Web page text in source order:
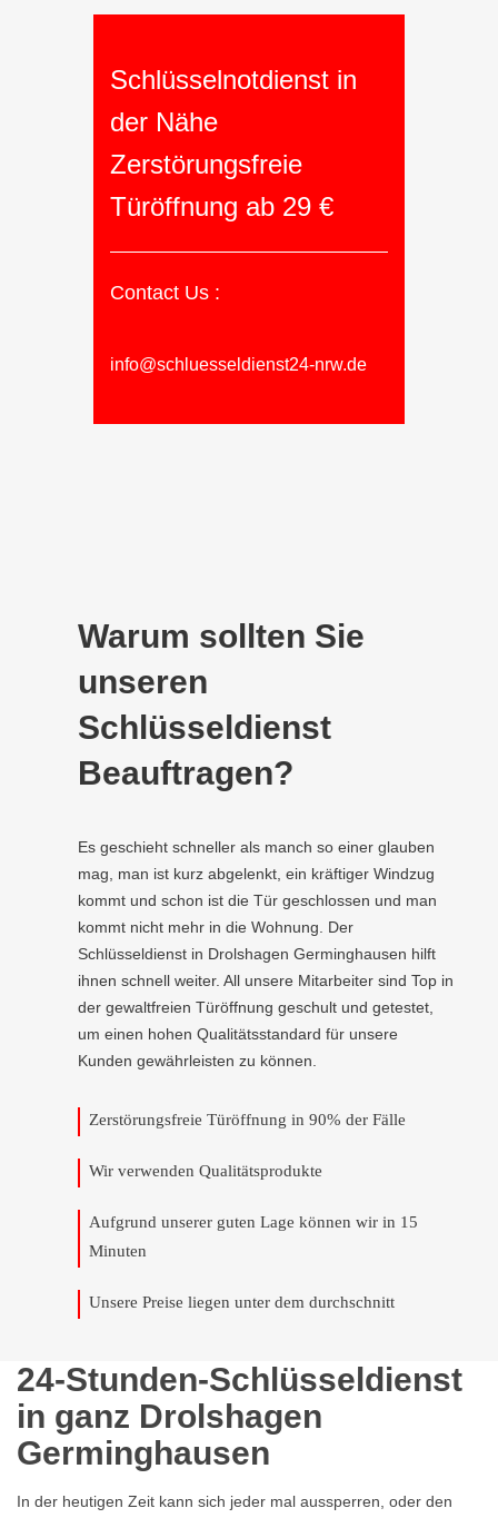
Schlüsselnotdienst in
der Nähe
Zerstörungsfreie
Türöffnung ab 29 €
Contact Us :
info@schluesseldienst24-nrw.de
Warum sollten Sie
unseren
Schlüsseldienst
Beauftragen?
Es geschieht schneller als manch so einer glauben
mag, man ist kurz abgelenkt, ein kräftiger Windzug
kommt und schon ist die Tür geschlossen und man
kommt nicht mehr in die Wohnung. Der
Schlüsseldienst in Drolshagen Germinghausen hilft
ihnen schnell weiter. All unsere Mitarbeiter sind Top in
der gewaltfreien Türöffnung geschult und getestet,
um einen hohen Qualitätsstandard für unsere
Kunden gewährleisten zu können.
Zerstörungsfreie Türöffnung in 90% der Fälle
Wir verwenden Qualitätsprodukte
Aufgrund unserer guten Lage können wir in 15
Minuten
Unsere Preise liegen unter dem durchschnitt
24-Stunden-Schlüsseldienst
in ganz Drolshagen
Germinghausen
In der heutigen Zeit kann sich jeder mal aussperren, oder den